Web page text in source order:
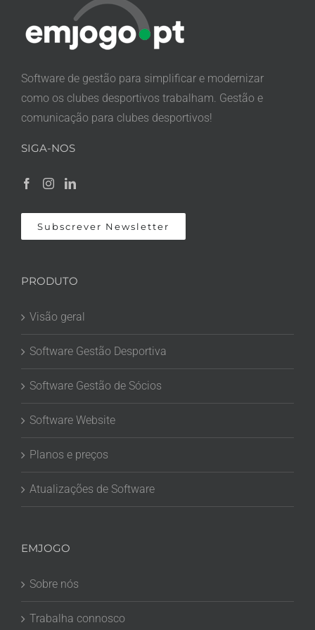
Software de gestão para simplificar e modernizar
como os clubes desportivos trabalham. Gestão e
comunicação para clubes desportivos!
SIGA-NOS
Subscrever Newsletter
PRODUTO
Visão geral
Software Gestão Desportiva
Software Gestão de Sócios
Software Website
Planos e preços
Atualizações de Software
EMJOGO
Sobre nós
Trabalha connosco